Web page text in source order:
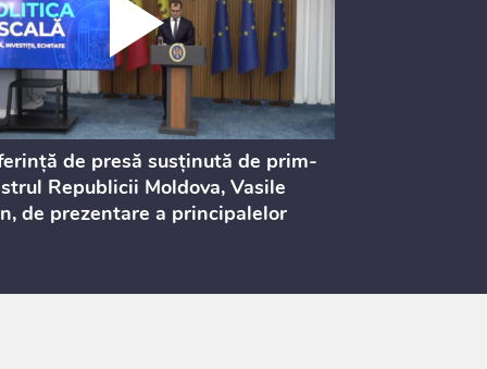
de presă susținută de prim-
Republicii Moldova, Vasile
de prezentare a principalelor
publice